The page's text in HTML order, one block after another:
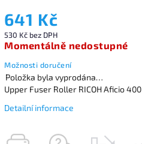
641 Kč
530 Kč bez DPH
Momentálně nedostupné
Možnosti doručení
Položka byla vyprodána…
Upper Fuser Roller RICOH Aficio 400
Detailní informace